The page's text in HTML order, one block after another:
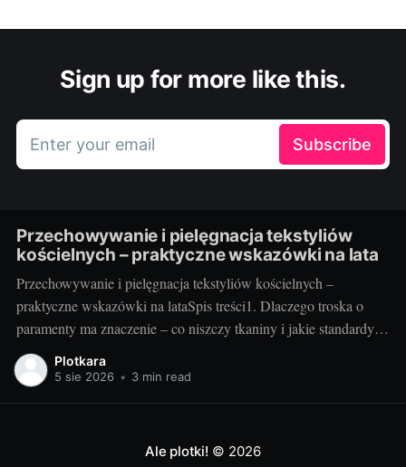
Sign up for more like this.
Enter your email Subscribe
Przechowywanie i pielęgnacja tekstyliów
kościelnych – praktyczne wskazówki na lata
Przechowywanie i pielęgnacja tekstyliów kościelnych –
praktyczne wskazówki na lataSpis treści1. Dlaczego troska o
paramenty ma znaczenie – co niszczy tkaniny i jakie standardy
warto przyjąć2. Jak przechowywać i pielęgnować – praktyka
krok po kroku3. Szybki plan na lata – checklisty, nawyki i
Plotkara
5 sie 2026 • 3 min read
Ale plotki! © 2026